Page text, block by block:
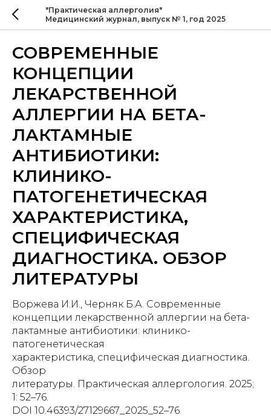
"Практическая аллерголия"
Медицинский журнал, выпуск № 1, год 2025
СОВРЕМЕННЫЕ
КОНЦЕПЦИИ
ЛЕКАРСТВЕННОЙ
АЛЛЕРГИИ НА БЕТА-
ЛАКТАМНЫЕ
АНТИБИОТИКИ:
КЛИНИКО-
ПАТОГЕНЕТИЧЕСКАЯ
ХАРАКТЕРИСТИКА,
СПЕЦИФИЧЕСКАЯ
ДИАГНОСТИКА. ОБЗОР
ЛИТЕРАТУРЫ
Воржева И.И., Черняк Б.А. Современные
концепции лекарственной аллергии на бета-
лактамные антибиотики: клинико-
патогенетическая
характеристика, специфическая диагностика.
Обзор
литературы. Практическая аллергология. 2025;
1: 52–76.
DOI 10.46393/27129667_2025_52–76